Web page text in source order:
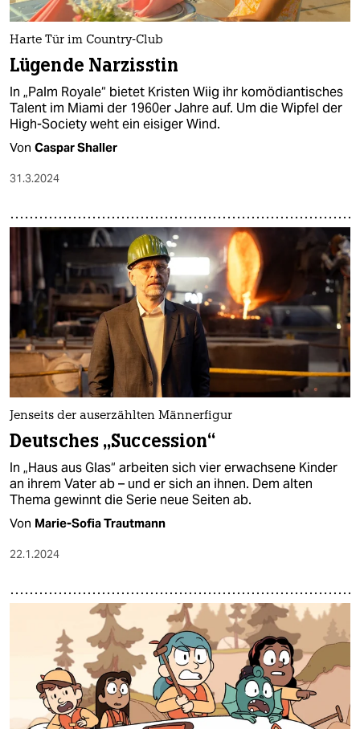
Harte Tür im Country-Club
Lügende Narzisstin
In „Palm Royale“ bietet Kristen Wiig ihr komödiantisches
Talent im Miami der 1960er Jahre auf. Um die Wipfel der
High-Society weht ein eisiger Wind.
Von Caspar Shaller
31.3.2024
Jenseits der auserzählten Männerfigur
Deutsches „Succession“
In „Haus aus Glas“ arbeiten sich vier erwachsene Kinder
an ihrem Vater ab – und er sich an ihnen. Dem alten
Thema gewinnt die Serie neue Seiten ab.
Von Marie-Sofia Trautmann
22.1.2024